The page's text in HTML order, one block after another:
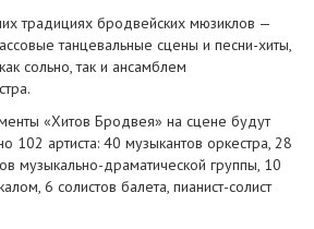
традициях бродвейских мюзиклов —
танцевальные сцены и песни-хиты
сольно, так и ансамблем
«Хитов Бродвея» на сцене будут
102 артиста: 40 музыкантов оркестра, 28
музыкально-драматической группы, 10
6 солистов балета, пианист-солист